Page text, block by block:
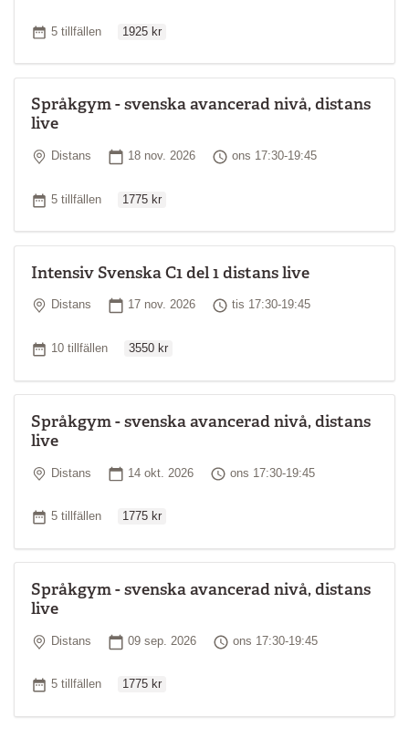
Antal tillfällen
5 tillfällen 1925 kr
Språkgym - svenska avancerad nivå, distans
live
Plats
Distans Startdatum
18 nov. 2026 Tid
ons 17:30-19:45
Antal tillfällen
5 tillfällen 1775 kr
Intensiv Svenska C1 del 1 distans live
Plats
Distans Startdatum
17 nov. 2026 Tid
tis 17:30-19:45
Antal tillfällen
10 tillfällen 3550 kr
Språkgym - svenska avancerad nivå, distans
live
Plats
Distans Startdatum
14 okt. 2026 Tid
ons 17:30-19:45
Antal tillfällen
5 tillfällen 1775 kr
Språkgym - svenska avancerad nivå, distans
live
Plats
Distans Startdatum
09 sep. 2026 Tid
ons 17:30-19:45
Antal tillfällen
5 tillfällen 1775 kr